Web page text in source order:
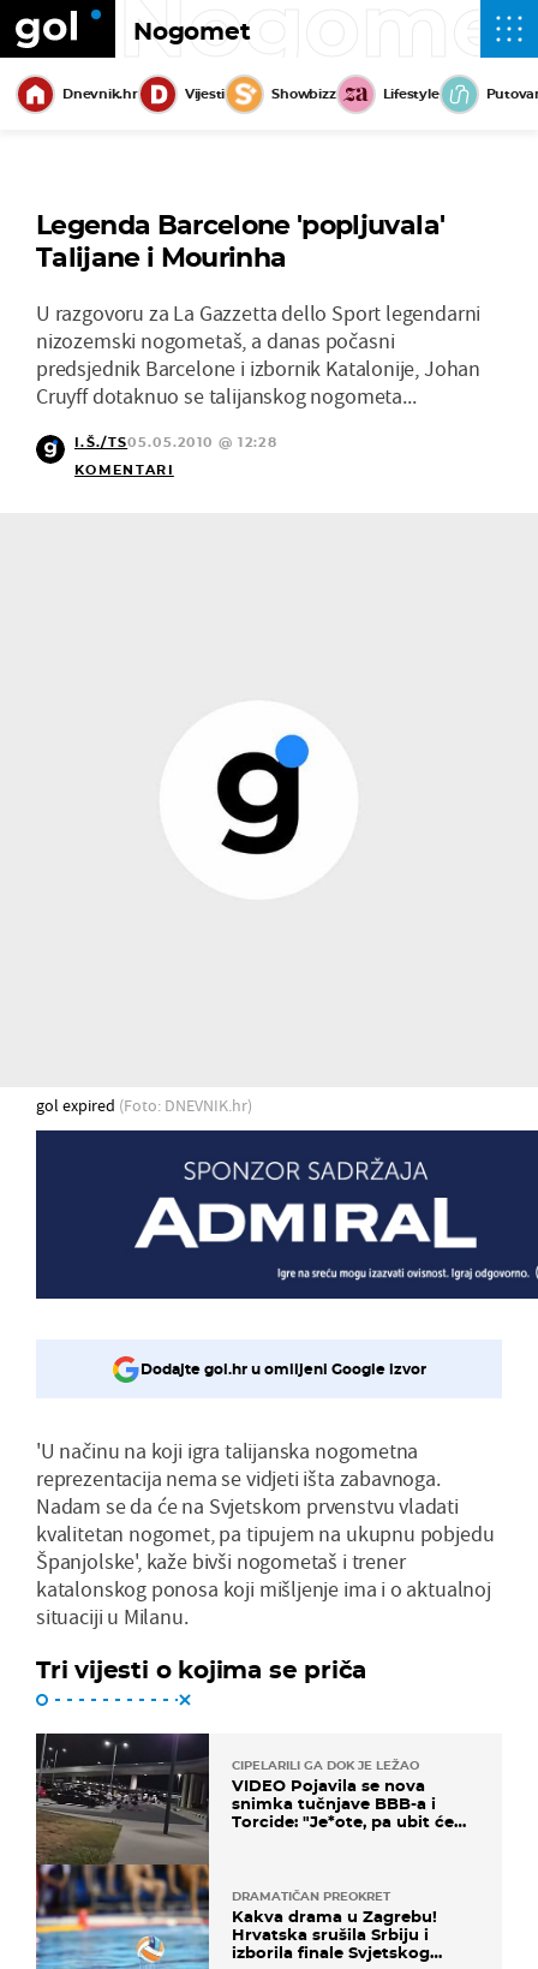
Nogomet
Dnevnik.hr Vijesti Showbizz Lifestyle
Legenda Barcelone 'popljuvala'
Talijane i Mourinha
U razgovoru za La Gazzetta dello Sport legendarni
nizozemski nogometaš, a danas počasni
predsjednik Barcelone i izbornik Katalonije, Johan
Cruyff dotaknuo se talijanskog nogometa...
I.Š./TS05.05.2010 @ 12:28
KOMENTARI
gol expired (Foto: DNEVNIK.hr)
Dodajte gol.hr u omiljeni Google izvor
'U načinu na koji igra talijanska nogometna
reprezentacija nema se vidjeti išta zabavnoga.
Nadam se da će na Svjetskom prvenstvu vladati
kvalitetan nogomet, pa tipujem na ukupnu pobjedu
Španjolske', kaže bivši nogometaš i trener
katalonskog ponosa koji mišljenje ima i o aktualnoj
situaciji u Milanu.
Tri vijesti o kojima se priča
CIPELARILI GA DOK JE LEŽAO
VIDEO Pojavila se nova
snimka tučnjave BBB-a i
Torcide: "Je*ote, pa ubit će
DRAMATIČAN PREOKRET
Kakva drama u Zagrebu!
Hrvatska srušila Srbiju i
izborila finale Svjetskog